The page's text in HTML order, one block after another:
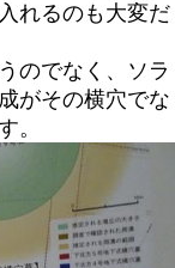
れるのも大変だ
のでなく、ソラ
がその横穴でな
。